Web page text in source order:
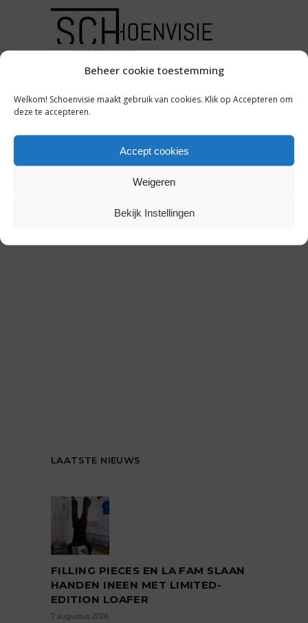
Beheer cookie toestemming
Welkom! Schoenvisie maakt gebruik van cookies. Klik op Accepteren om
deze te accepteren.
Accept cookies
Weigeren
Bekijk Instellingen
ONDERNEMEN
VOOR FRED DE LA
BRETONIERE
12 april 2019
LAATSTE NIEUWS
FILLING PIECES EN LA FAM SLAAN
HANDEN INEEN MET LIMITED-
EDITION LOAFER
7 augustus 2026